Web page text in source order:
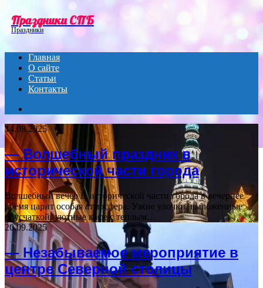
Праздники СПБ
Праздники
Главная
О сайте
Статьи
Контакты
14.08.2025
— Волшебный праздник в
исторической части города
Волшебный вечер В исторической части города в вечернее
время царит особая атмосфера. Узкие улочки, выложенные
брусчаткой, уютные кафе с теплым…
20.09.2025
— Незабываемое мероприятие в
центре Северной столицы